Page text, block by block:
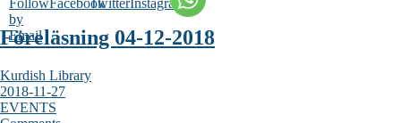
Föreläsning 04-12-2018
Kurdish Library
2018-11-27
EVENTS